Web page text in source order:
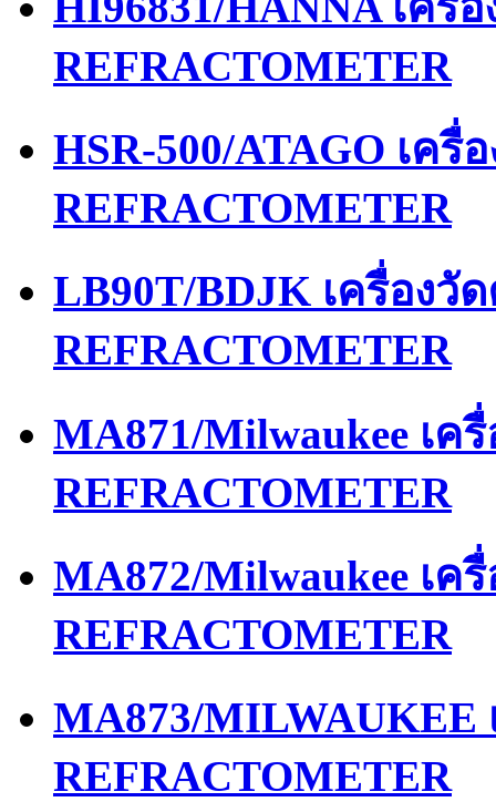
REFRACTOMETER
HSR-500/ATAGO เค
REFRACTOMETER
LB90T/BDJK เครื่องวั
REFRACTOMETER
MA871/Milwaukee เ
REFRACTOMETER
MA872/Milwaukee เค
REFRACTOMETER
MA873/MILWAUKEE
REFRACTOMETER